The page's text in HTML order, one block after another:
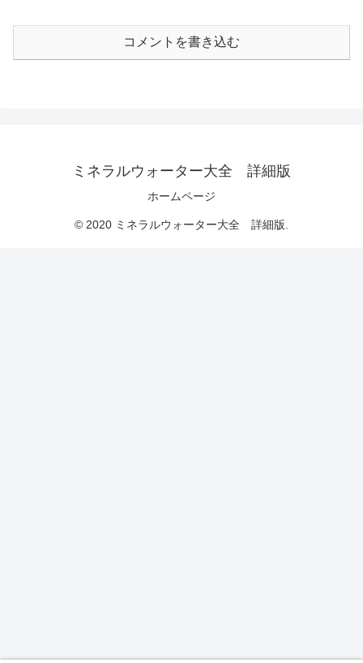
コメントを書き込む
ミネラルウォーター大全 詳細版
ホームページ
© 2020 ミネラルウォーター大全 詳細版.